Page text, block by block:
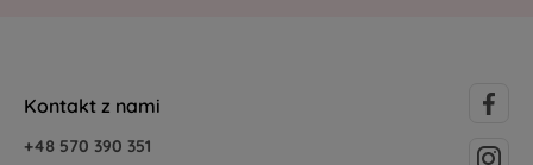
Kontakt z nami
+48 570 390 351